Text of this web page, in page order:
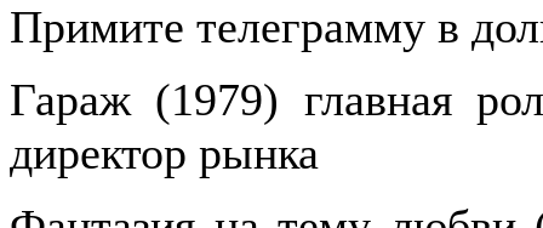
Примите телеграмму в
Гараж (1979) главная
директор рынка